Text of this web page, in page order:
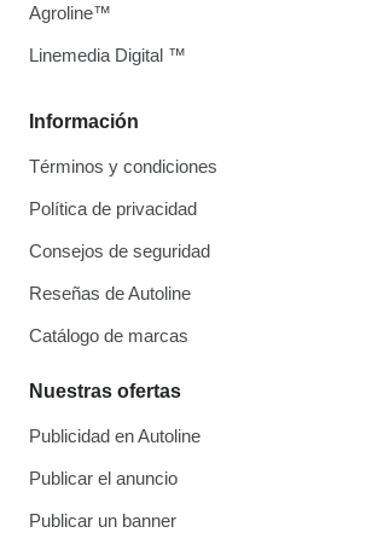
Información
Términos y condiciones
Política de privacidad
Consejos de seguridad
Reseñas de Autoline
Catálogo de marcas
Nuestras ofertas
Publicidad en Autoline
Publicar el anuncio
Publicar un banner
Agroline™
Linemedia Digital ™